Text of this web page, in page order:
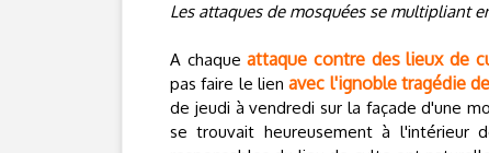
Les attaques de mosquées se multipliant
A chaqueattaque contre des lieux de
pas faire le lienavec l'ignoble tragédie
de jeudi à vendredi sur la façade d'une
se trouvait heureusement à l'intérieur